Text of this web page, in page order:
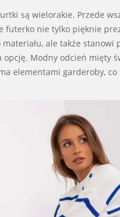
są wielorakie. Przede
futerko nie tylko pięknie
materiału, ale także stanowi
opcję. Modny odcień mięty
elementami garderoby,